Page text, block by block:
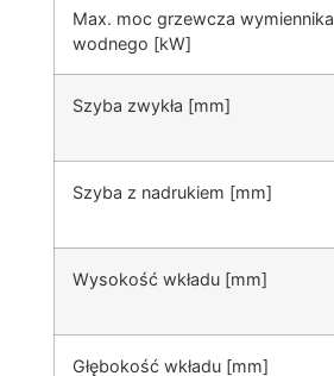
Max. moc grzewcza wymiennika
wodnego [kW]
Szyba zwykła [mm]
Szyba z nadrukiem [mm]
Wysokość wkładu [mm]
Głębokość wkładu [mm]